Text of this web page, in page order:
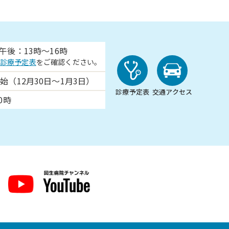
後：13時～16時
診療予定表をご確認ください。
（12月30日～1月3日）
時
診療予定表 交通アクセス